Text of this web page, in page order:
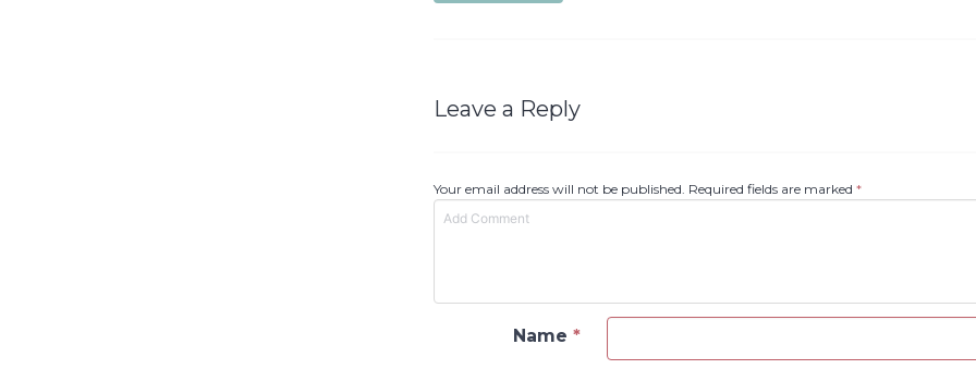
Leave a Reply
Your email address will not be published. Required fields are marked *
Name *